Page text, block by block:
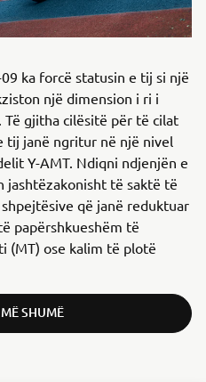
ka forcë statusin e tij si një
një dimension i ri i
gjitha cilësitë për të cilat
tij janë ngritur në një nivel
Y-AMT. Ndiqni ndjenjën e
jashtëzakonisht të saktë të
që janë reduktuar
papërshkueshëm të
(MT) ose kalim të plotë
SHUMË